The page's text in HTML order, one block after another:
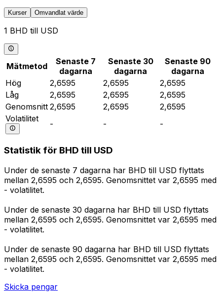
Kurser Omvandlat värde
1 BHD till USD
Mätmetod
Senaste 7
dagarna
Senaste 30
dagarna
Senaste 90
dagarna
Hög
2,6595 2,6595
2,6595
Låg
2,6595 2,6595
2,6595
Genomsnitt 2,6595 2,6595
2,6595
Volatilitet
- - -
Statistik för BHD till USD
Under de senaste 7 dagarna har BHD till USD flyttats
mellan 2,6595 och 2,6595. Genomsnittet var 2,6595 med
- volatilitet.
Under de senaste 30 dagarna har BHD till USD flyttats
mellan 2,6595 och 2,6595. Genomsnittet var 2,6595 med
- volatilitet.
Under de senaste 90 dagarna har BHD till USD flyttats
mellan 2,6595 och 2,6595. Genomsnittet var 2,6595 med
- volatilitet.
Skicka pengar